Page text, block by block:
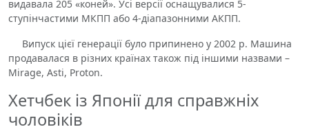
видавала 205 «коней». Усі версії оснащувалися 5-
ступінчастими МКПП або 4-діапазонними АКПП.
Випуск цієї генерації було припинено у 2002 р. Машина
продавалася в різних країнах також під іншими назвами –
Mirage, Asti, Proton.
Хетчбек із Японії для справжніх
чоловіків